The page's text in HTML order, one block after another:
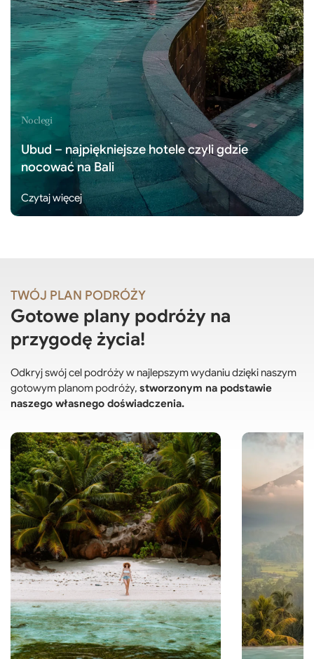
Noclegi
Ubud – najpiękniejsze hotele czyli gdzie
nocować na Bali
Czytaj więcej
TWÓJ PLAN PODRÓŻY
Gotowe plany podróży na
przygodę życia!
Odkryj swój cel podróży w najlepszym wydaniu dzięki naszym
gotowym planom podróży, stworzonym na podstawie
naszego własnego doświadczenia.